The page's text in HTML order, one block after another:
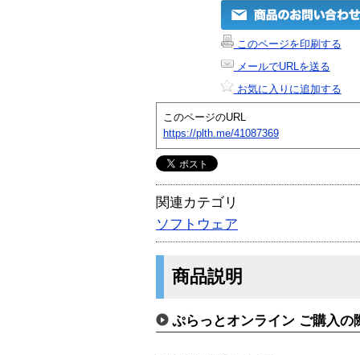
このページを印刷する
メールでURLを送る
お気に入りに追加する
このページのURL
https://plth.me/41087369
関連カテゴリ
ソフトウェア
商品説明
ぷらっとオンライン ご購入の